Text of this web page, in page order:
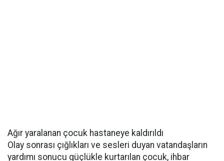
Ağır yaralanan çocuk hastaneye kaldırıldı
Olay sonrası çığlıkları ve sesleri duyan vatandaşların
yardımı sonucu güçlükle kurtarılan çocuk, ihbar